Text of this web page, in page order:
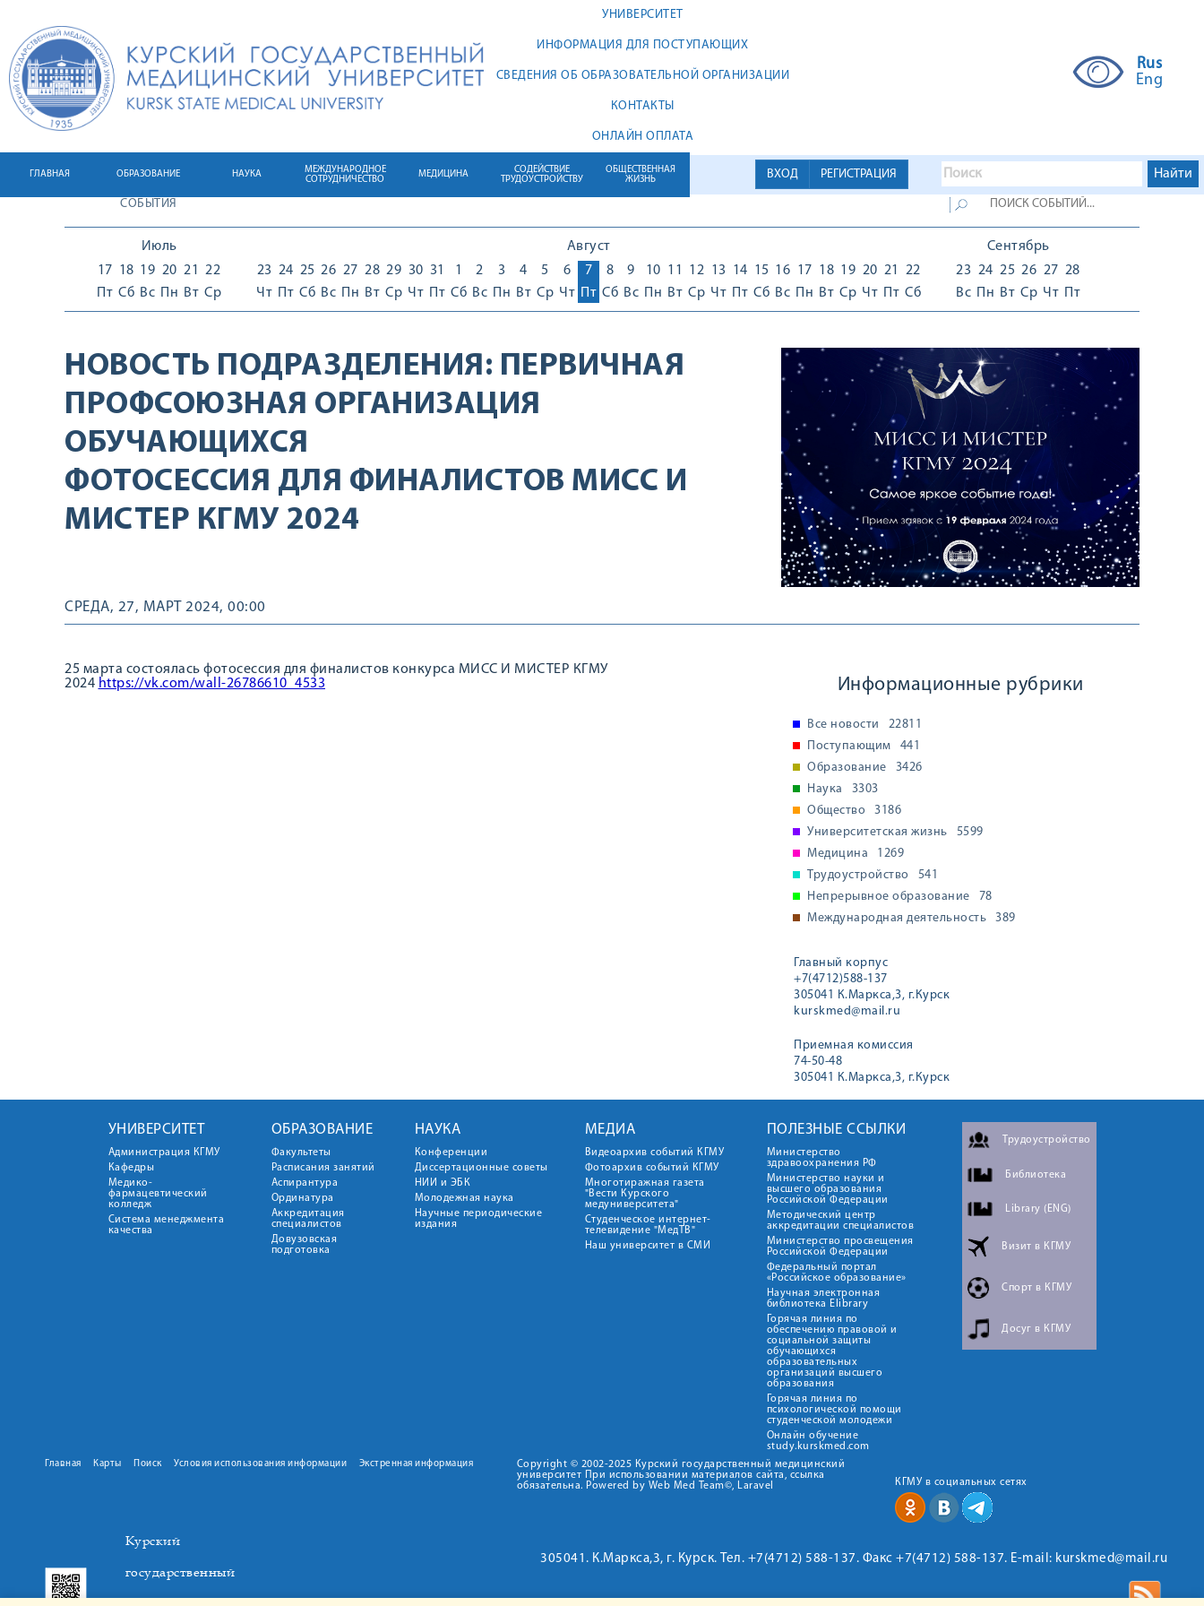
УНИВЕРСИТЕТ
ИНФОРМАЦИЯ ДЛЯ ПОСТУПАЮЩИХ
СВЕДЕНИЯ ОБ ОБРАЗОВАТЕЛЬНОЙ ОРГАНИЗАЦИИ
КОНТАКТЫ
ОНЛАЙН ОПЛАТА
Rus
Eng
ВХОД РЕГИСТРАЦИЯ
ГЛАВНАЯ ОБРАЗОВАНИЕ НАУКА
МЕЖДУНАРОДНОЕ
СОТРУДНИЧЕСТВО
МЕДИЦИНА
СОДЕЙСТВИЕ
ТРУДОУСТРОЙСТВУ
ОБЩЕСТВЕННАЯ
ЖИЗНЬ
СОБЫТИЯ
Июль
17
Пт
18
Сб
19
Вс
20
Пн
21
Вт
22
Ср
Август
23
Чт
24
Пт
25
Сб
26
Вс
27
Пн
28
Вт
29
Ср
30
Чт
31
Пт
1
Сб
2
Вс
3
Пн
4
Вт
5
Ср
6
Чт
7
Пт
8
Сб
9
Вс
10
Пн
11
Вт
12
Ср
13
Чт
14
Пт
15
Сб
16
Вс
17
Пн
18
Вт
19
Ср
20
Чт
21
Пт
22
Сб
Сентябрь
23
Вс
24
Пн
25
Вт
26
Ср
27
Чт
28
Пт
НОВОСТЬ ПОДРАЗДЕЛЕНИЯ: ПЕРВИЧНАЯ
ПРОФСОЮЗНАЯ ОРГАНИЗАЦИЯ
ОБУЧАЮЩИХСЯ
ФОТОСЕССИЯ ДЛЯ ФИНАЛИСТОВ МИСС И
МИСТЕР КГМУ 2024
СРЕДА, 27, МАРТ 2024, 00:00
25 марта состоялась фотосессия для финалистов конкурса МИСС И МИСТЕР КГМУ
2024 https://vk.com/wall-26786610_4533 Информационные рубрики
Все новости
22811
Поступающим
441
Образование
3426
Наука
3303
Общество
3186
Университетская жизнь
5599
Медицина
1269
Трудоустройство
541
Непрерывное образование
78
Международная деятельность
389
Главный корпус
+7(4712)588-137
305041 К.Маркса,3, г.Курск
kurskmed@mail.ru
Приемная комиссия
74-50-48
305041 К.Маркса,3, г.Курск
УНИВЕРСИТЕТ
Администрация КГМУ
Кафедры
Медико-
фармацевтический
колледж
Система менеджмента
качества
ОБРАЗОВАНИЕ
Факультеты
Расписания занятий
Аспирантура
Ординатура
Аккредитация
специалистов
Довузовская
подготовка
НАУКА
Конференции
Диссертационные советы
НИИ и ЭБК
Молодежная наука
Научные периодические
издания
МЕДИА
Видеоархив событий КГМУ
Фотоархив событий КГМУ
Многотиражная газета
"Вести Курского
медуниверситета"
Студенческое интернет-
телевидение "МедТВ"
Наш университет в СМИ
ПОЛЕЗНЫЕ ССЫЛКИ
Министерство
здравоохранения РФ
Министерство науки и
высшего образования
Российской Федерации
Методический центр
аккредитации специалистов
Министерство просвещения
Российской Федерации
Федеральный портал
«Российское образование»
Научная электронная
библиотека Elibrary
Горячая линия по
обеспечению правовой и
социальной защиты
обучающихся
образовательных
организаций высшего
образования
Горячая линия по
психологической помощи
студенческой молодежи
Онлайн обучение
study.kurskmed.com
Трудоустройство
Библиотека
Library (ENG)
Визит в КГМУ
Спорт в КГМУ
Досуг в КГМУ
Главная Карты Поиск Условия использования информации Экстренная информация
Copyright © 2002-2025 Курский государственный медицинский
университет При использовании материалов сайта, ссылка
обязательна. Powered by Web Med Team©, Laravel
КГМУ в социальных сетях
Курский
государственный
305041. К.Маркса,3, г. Курск. Тел. +7(4712) 588-137. Факс +7(4712) 588-137. E-mail: kurskmed@mail.ru